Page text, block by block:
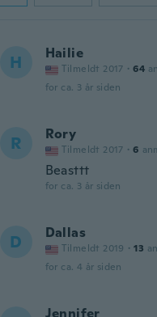
H Hailie
Tilmeldt 2017 · 64
for ca. 3 år siden
R Rory
Tilmeldt 2017 · 6
Beasttt
for ca. 3 år siden
D Dallas
Tilmeldt 2019 · 13
for ca. 4 år siden
Jennifer